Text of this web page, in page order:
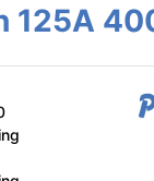
125A